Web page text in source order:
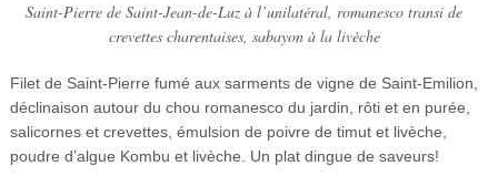
Saint-Pierre de Saint-Jean-de-Luz à l’unilatéral, romanesco transi de
crevettes charentaises, sabayon à la livèche
Filet de Saint-Pierre fumé aux sarments de vigne de Saint-Emilion,
déclinaison autour du chou romanesco du jardin, rôti et en purée,
salicornes et crevettes, émulsion de poivre de timut et livèche,
poudre d’algue Kombu et livèche. Un plat dingue de saveurs!